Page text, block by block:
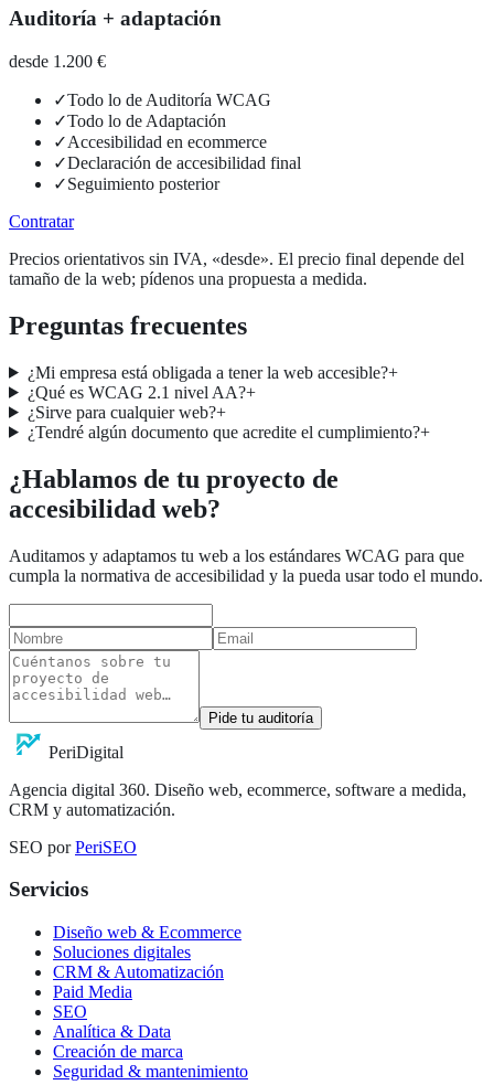
Auditoría + adaptación
desde 1.200 €
✓Todo lo de Auditoría WCAG
✓Todo lo de Adaptación
✓Accesibilidad en ecommerce
✓Declaración de accesibilidad final
✓Seguimiento posterior
Contratar
Precios orientativos sin IVA, «desde». El precio final depende del
tamaño de la web; pídenos una propuesta a medida.
Preguntas frecuentes
¿Mi empresa está obligada a tener la web accesible?+
¿Qué es WCAG 2.1 nivel AA?+
¿Sirve para cualquier web?+
¿Tendré algún documento que acredite el cumplimiento?+
¿Hablamos de tu proyecto de
accesibilidad web?
Auditamos y adaptamos tu web a los estándares WCAG para que
cumpla la normativa de accesibilidad y la pueda usar todo el mundo.
Pide tu auditoría
PeriDigital
Agencia digital 360. Diseño web, ecommerce, software a medida,
CRM y automatización.
SEO por PeriSEO
Servicios
Diseño web & Ecommerce
Soluciones digitales
CRM & Automatización
Paid Media
SEO
Analítica & Data
Creación de marca
Seguridad & mantenimiento